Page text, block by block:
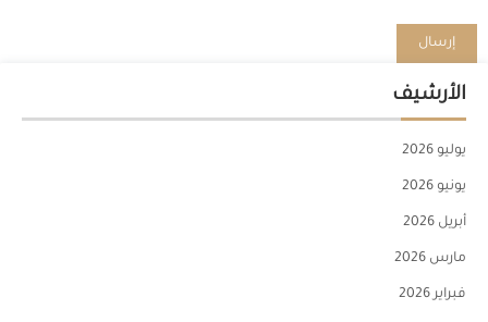
الأرشيف
يوليو 2026
يونيو 2026
أبريل 2026
مارس 2026
فبراير 2026